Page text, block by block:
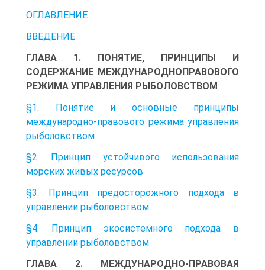
ОГЛАВЛЕНИЕ
ВВЕДЕНИЕ
ГЛАВА 1. ПОНЯТИЕ, ПРИНЦИПЫ И
СОДЕРЖАНИЕ МЕЖДУНАРОДНОПРАВОВОГО
РЕЖИМА УПРАВЛЕНИЯ РЫБОЛОВСТВОМ
§1. Понятие и основные принципы
международно-правового режима управления
рыболовством
§2. Принцип устойчивого использования
морских живых ресурсов
§3. Принцип предосторожного подхода в
управлении рыболовством
§4. Принцип экосистемного подхода в
управлении рыболовством
ГЛАВА 2. МЕЖДУНАРОДНО-ПРАВОВАЯ